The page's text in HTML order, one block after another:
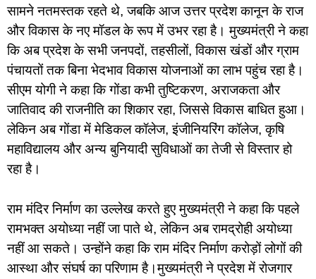
सामने नतमस्तक रहते थे, जबकि आज उत्तर प्रदेश कानून के राज
और विकास के नए मॉडल के रूप में उभर रहा है। मुख्यमंत्री ने कहा
कि अब प्रदेश के सभी जनपदों, तहसीलों, विकास खंडों और ग्राम
पंचायतों तक बिना भेदभाव विकास योजनाओं का लाभ पहुंच रहा है।
सीएम योगी ने कहा कि गोंडा कभी तुष्टिकरण, अराजकता और
जातिवाद की राजनीति का शिकार रहा, जिससे विकास बाधित हुआ।
लेकिन अब गोंडा में मेडिकल कॉलेज, इंजीनियरिंग कॉलेज, कृषि
महाविद्यालय और अन्य बुनियादी सुविधाओं का तेजी से विस्तार हो
रहा है।
राम मंदिर निर्माण का उल्लेख करते हुए मुख्यमंत्री ने कहा कि पहले
रामभक्त अयोध्या नहीं जा पाते थे, लेकिन अब रामद्रोही अयोध्या
नहीं आ सकते। उन्होंने कहा कि राम मंदिर निर्माण करोड़ों लोगों की
आस्था और संघर्ष का परिणाम है।मुख्यमंत्री ने प्रदेश में रोजगार